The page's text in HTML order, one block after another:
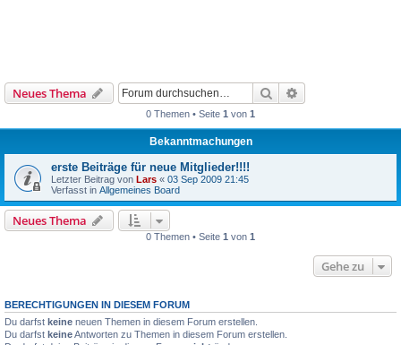
Neues Thema Suche
0 Themen • Seite 1 von 1
Bekanntmachungen
erste Beiträge für neue Mitglieder!!!!
Letzter Beitrag von Lars « 03 Sep 2009 21:45
Verfasst in Allgemeines Board
Neues Thema
0 Themen • Seite 1 von 1
Gehe zu
BERECHTIGUNGEN IN DIESEM FORUM
Du darfst keine neuen Themen in diesem Forum erstellen.
Du darfst keineAntworten zu Themen in diesem Forum erstellen.